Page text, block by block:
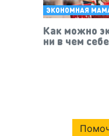
ЭКОНОМНАЯ
Как можно
ни в чем